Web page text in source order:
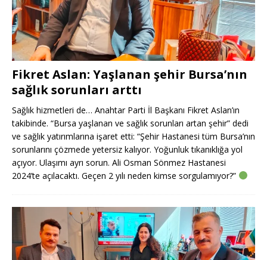
Fikret Aslan: Yaşlanan şehir Bursa’nın
sağlık sorunları arttı
Sağlık hizmetleri de… Anahtar Parti İl Başkanı Fikret Aslan’ın
takibinde. “Bursa yaşlanan ve sağlık sorunları artan şehir” dedi
ve sağlık yatırımlarına işaret etti: “Şehir Hastanesi tüm Bursa’nın
sorunlarını çözmede yetersiz kalıyor. Yoğunluk tıkanıklığa yol
açıyor. Ulaşımı ayrı sorun. Ali Osman Sönmez Hastanesi
2024’te açılacaktı. Geçen 2 yılı neden kimse sorgulamıyor?”